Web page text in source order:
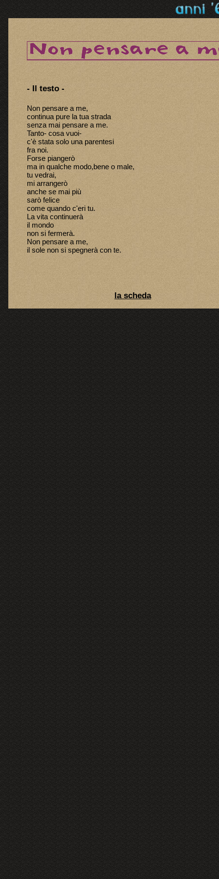
- Il testo -
Non pensare a me,
continua pure la tua strada
senza mai pensare a me.
Tanto- cosa vuoi-
c'è stata solo una parentesi
fra noi.
Forse piangerò
ma in qualche modo,bene o male,
tu vedrai,
mi arrangerò
anche se mai più
sarò felice
come quando c'eri tu.
La vita continuerà
il mondo
non si fermerà.
Non pensare a me,
il sole non si spegnerà con te.
la scheda